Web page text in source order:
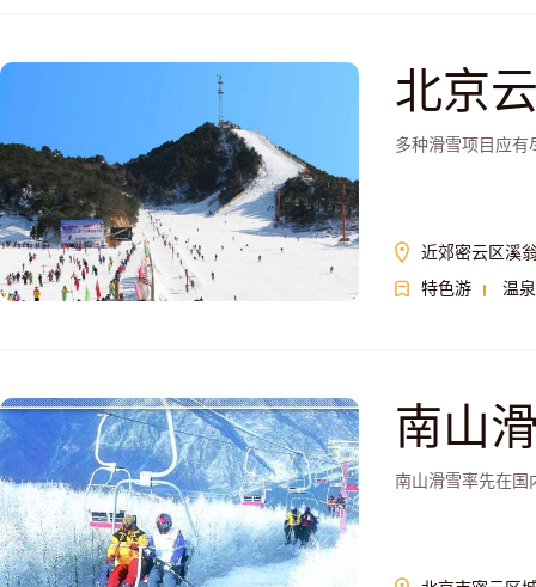
北京
多种滑雪项目应有
近郊密云区溪
特色游
温泉
南山
南山滑雪率先在国